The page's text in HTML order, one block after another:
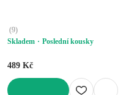
(9)
Skladem
Poslední kousky
489 Kč